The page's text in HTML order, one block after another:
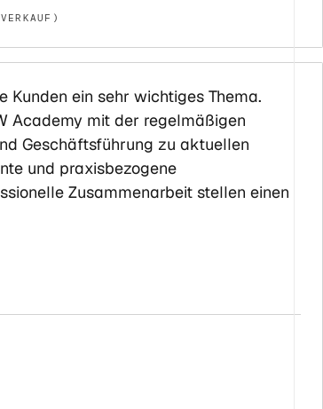
Kunden ein sehr wichtiges Thema.
Academy mit der regelmäßigen
Geschäftsführung zu aktuellen
und praxisbezogene
Zusammenarbeit stellen einen